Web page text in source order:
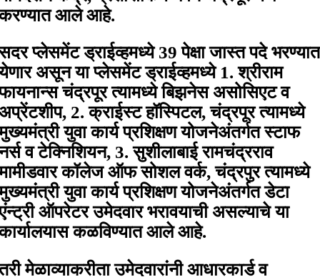
आले आहे.
प्लेसमेंट ड्राईव्हमध्ये 39 पेक्षा जास्त पदे भरण्यात
असून या प्लेसमेंट ड्राईव्हमध्ये 1. श्रीराम
चंद्रपूर त्यामध्ये बिझनेस असोसिएट व
2. क्राईस्ट हॉस्पिटल, चंद्रपूर त्यामध्ये
युवा कार्य प्रशिक्षण योजनेअंतर्गत स्टाफ
व टेक्निशियन, 3. सुशीलाबाई रामचंद्रराव
कॉलेज ऑफ सोशल वर्क, चंद्रपुर त्यामध्ये
युवा कार्य प्रशिक्षण योजनेअंतर्गत डेटा
ऑपरेटर उमेदवार भरावयाची असल्याचे या
कळविण्यात आले आहे.
मेळाव्याकरीता उमेदवारांनी आधारकार्ड व